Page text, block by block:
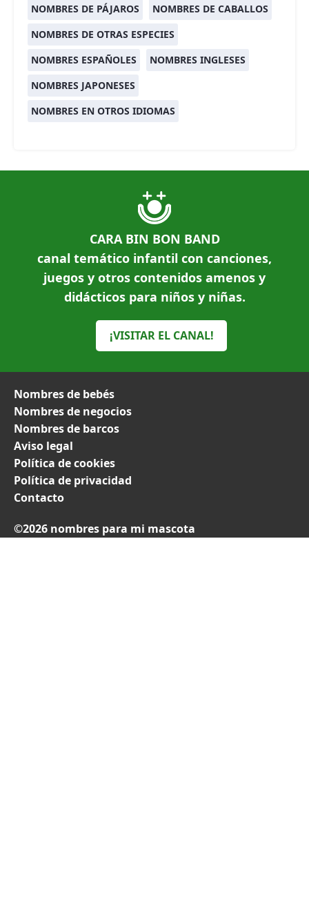
NOMBRES DE PÁJAROS
NOMBRES DE CABALLOS
NOMBRES DE OTRAS ESPECIES
NOMBRES ESPAÑOLES
NOMBRES INGLESES
NOMBRES JAPONESES
NOMBRES EN OTROS IDIOMAS
CARA BIN BON BAND
canal temático infantil con canciones,
juegos y otros contenidos amenos y
didácticos para niños y niñas.
¡VISITAR EL CANAL!
Nombres de bebés
Nombres de negocios
Nombres de barcos
Aviso legal
Política de cookies
Política de privacidad
Contacto
©2026 nombres para mi mascota